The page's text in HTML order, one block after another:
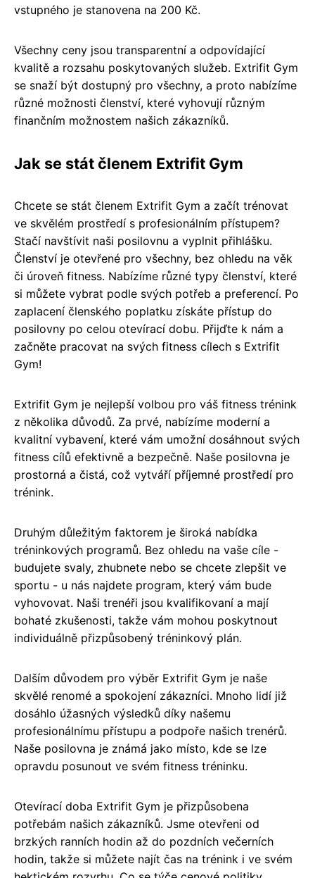
vstupného je stanovena na 200 Kč.
Všechny ceny jsou transparentní a odpovídající
kvalitě a rozsahu poskytovaných služeb. Extrifit Gym
se snaží být dostupný pro všechny, a proto nabízíme
různé možnosti členství, které vyhovují různým
finančním možnostem našich zákazníků.
Jak se stát členem Extrifit Gym
Chcete se stát členem Extrifit Gym a začít trénovat
ve skvělém prostředí s profesionálním přístupem?
Stačí navštívit naši posilovnu a vyplnit přihlášku.
Členství je otevřené pro všechny, bez ohledu na věk
či úroveň fitness. Nabízíme různé typy členství, které
si můžete vybrat podle svých potřeb a preferencí. Po
zaplacení členského poplatku získáte přístup do
posilovny po celou otevírací dobu. Přijďte k nám a
začněte pracovat na svých fitness cílech s Extrifit
Gym!
Extrifit Gym je nejlepší volbou pro váš fitness trénink
z několika důvodů. Za prvé, nabízíme moderní a
kvalitní vybavení, které vám umožní dosáhnout svých
fitness cílů efektivně a bezpečně. Naše posilovna je
prostorná a čistá, což vytváří příjemné prostředí pro
trénink.
Druhým důležitým faktorem je široká nabídka
tréninkových programů. Bez ohledu na vaše cíle -
budujete svaly, zhubnete nebo se chcete zlepšit ve
sportu - u nás najdete program, který vám bude
vyhovovat. Naši trenéři jsou kvalifikovaní a mají
bohaté zkušenosti, takže vám mohou poskytnout
individuálně přizpůsobený tréninkový plán.
Dalším důvodem pro výběr Extrifit Gym je naše
skvělé renomé a spokojení zákazníci. Mnoho lidí již
dosáhlo úžasných výsledků díky našemu
profesionálnímu přístupu a podpoře našich trenérů.
Naše posilovna je známá jako místo, kde se lze
opravdu posunout ve svém fitness tréninku.
Otevírací doba Extrifit Gym je přizpůsobena
potřebám našich zákazníků. Jsme otevřeni od
brzkých ranních hodin až do pozdních večerních
hodin, takže si můžete najít čas na trénink i ve svém